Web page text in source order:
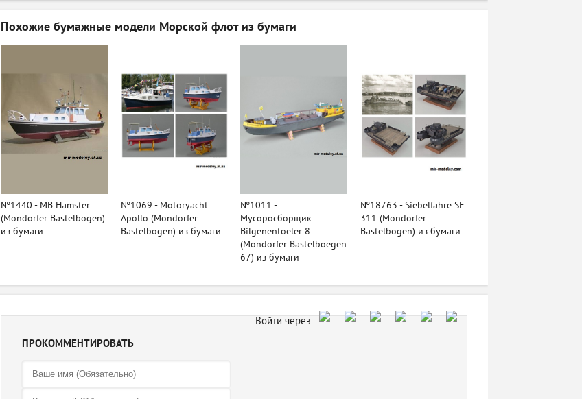
Похожие бумажные модели Морской флот из бумаги
№1440 - MB Hamster
(Mondorfer Bastelbogen)
из бумаги
№1069 - Motoryacht
Apollo (Mondorfer
Bastelbogen) из бумаги
№1011 -
Мусоросборщик
Bilgenentoeler 8
(Mondorfer Bastelboegen
67) из бумаги
№18763 - Siebelfahre SF
311 (Mondorfer
Bastelbogen) из бумаги
ПРОКОММЕНТИРОВАТЬ